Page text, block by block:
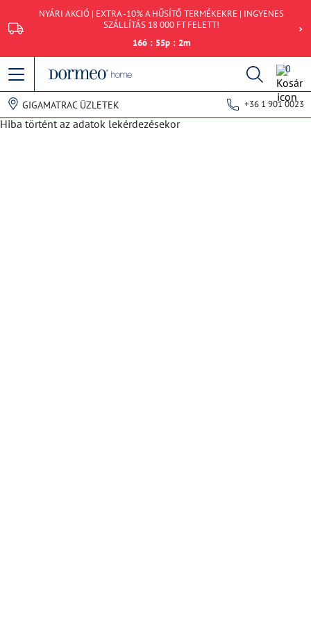
NYÁRI AKCIÓ | EXTRA -10% A HŰSÍTŐ TERMÉKEKRE | INGYENES
SZÁLLÍTÁS 18 000 FT FELETT!
16ó : 55p : 2m
0
GIGAMATRAC ÜZLETEK +36 1 901 0023
Hiba történt az adatok lekérdezésekor